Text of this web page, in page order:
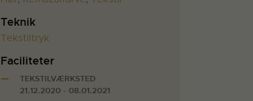
Teknik
Tekstiltryk
Faciliteter
TEKSTILVÆRKSTED
21.12.2020 - 08.01.2021